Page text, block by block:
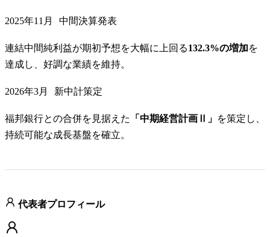
2025年11月 中間決算発表
連結中間純利益が期初予想を大幅に上回る132.3%の増加を
達成し、好調な業績を維持。
2026年3月 新中計策定
福邦銀行との合併を見据えた 「中期経営計画Ⅱ」 を策定し、
持続可能な成長基盤を確立。
代表者プロフィール